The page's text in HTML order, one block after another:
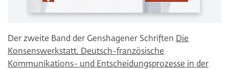
Der zweite Band der Genshagener Schriften Die
Konsenswerkstatt. Deutsch-französische
Kommunikations- und Entscheidungsprozesse in der